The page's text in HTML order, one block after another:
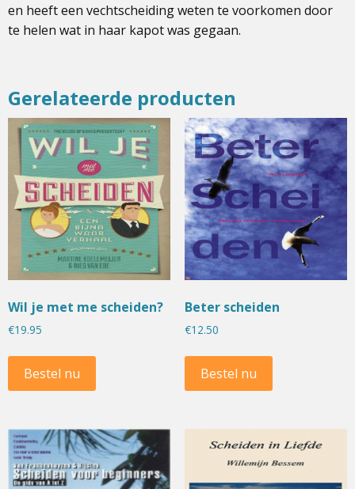
en heeft een vechtscheiding weten te voorkomen door
te helen wat in haar kapot was gegaan.
Gerelateerde producten
Wil je met me scheiden?
€19.95
Bestel nu
Beter scheiden
€12.50
Bestel nu